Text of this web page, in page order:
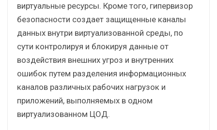
виртуальные ресурсы. Кроме того, гипервизор
безопасности создает защищенные каналы
данных внутри виртуализованной среды, по
сути контролируя и блокируя данные от
воздействия внешних угроз и внутренних
ошибок путем разделения информационных
каналов различных рабочих нагрузок и
приложений, выполняемых в одном
виртуализованном ЦОД.